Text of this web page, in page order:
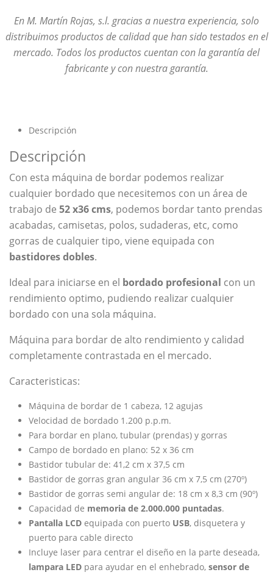
En M. Martín Rojas, s.l. gracias a nuestra experiencia, solo
distribuimos productos de calidad que han sido testados en el
mercado. Todos los productos cuentan con la garantía del
fabricante y con nuestra garantía.
Descripción
Descripción
Con esta máquina de bordar podemos realizar
cualquier bordado que necesitemos con un área de
trabajo de 52 x36 cms, podemos bordar tanto prendas
acabadas, camisetas, polos, sudaderas, etc, como
gorras de cualquier tipo, viene equipada con
bastidores dobles.
Ideal para iniciarse en el bordado profesional con un
rendimiento optimo, pudiendo realizar cualquier
bordado con una sola máquina.
Máquina para bordar de alto rendimiento y calidad
completamente contrastada en el mercado.
Caracteristicas:
Máquina de bordar de 1 cabeza, 12 agujas
Velocidad de bordado 1.200 p.p.m.
Para bordar en plano, tubular (prendas) y gorras
Campo de bordado en plano: 52 x 36 cm
Bastidor tubular de: 41,2 cm x 37,5 cm
Bastidor de gorras gran angular 36 cm x 7,5 cm (270º)
Bastidor de gorras semi angular de: 18 cm x 8,3 cm (90º)
Capacidad de memoria de 2.000.000 puntadas.
Pantalla LCD equipada con puerto USB, disquetera y
puerto para cable directo
Incluye laser para centrar el diseño en la parte deseada,
lampara LED para ayudar en el enhebrado, sensor de